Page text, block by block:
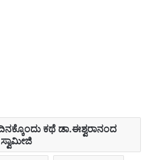
ಕಥೆ ಡಾ.ಈಶ್ವರಾನಂದ
ಸ್ವಾಮೀಜಿ